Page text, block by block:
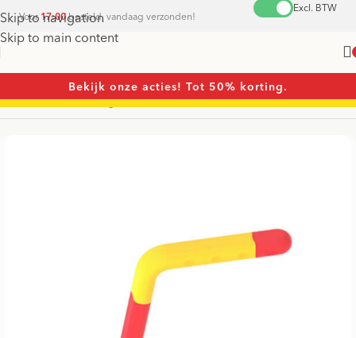
Skip to navigation
Skip to main content
Voor 17:00besteld, vandaag verzonden!
Excl. BTW
Bekijk onze acties! Tot 50% korting.
Home/Sleutels/Ringsleutels